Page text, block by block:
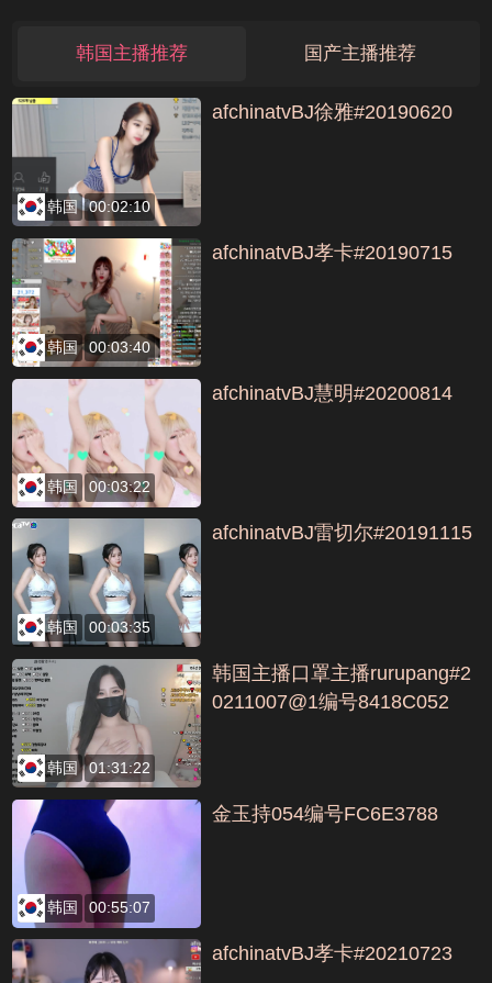
韩国主播推荐 国产主播推荐
韩国 00:02:10
afchinatvBJ徐雅#20190620
韩国 00:03:40
afchinatvBJ孝卡#20190715
韩国 00:03:22
afchinatvBJ慧明#20200814
韩国 00:03:35
afchinatvBJ雷切尔#20191115
韩国 01:31:22
韩国主播口罩主播rurupang#2
0211007@1编号8418C052
韩国 00:55:07
金玉持054编号FC6E3788
afchinatvBJ孝卡#20210723